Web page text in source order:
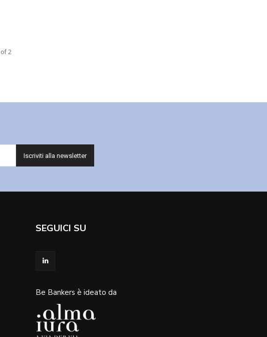
2
SEGUICI SU
Be Bankers è ideato da